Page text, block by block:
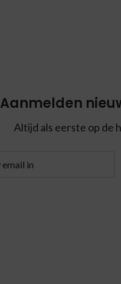
Aanmelden
Altijd als eerste op de